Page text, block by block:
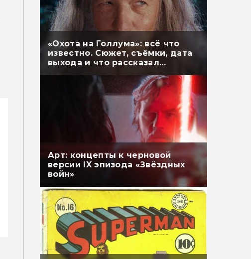
«Охота на Голлума»: всё что
известно. Сюжет, съёмки, дата
выхода и что рассказал
Арт: концепты к черновой
версии IX эпизода «Звёздных
войн»